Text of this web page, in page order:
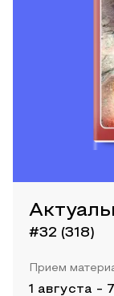
#32 (318)
Прием
1 августа -